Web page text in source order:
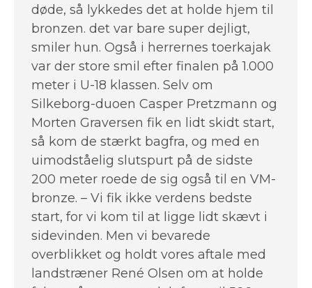
døde, så lykkedes det at holde hjem til
bronzen. det var bare super dejligt,
smiler hun. Også i herrernes toerkajak
var der store smil efter finalen på 1.000
meter i U-18 klassen. Selv om
Silkeborg-duoen Casper Pretzmann og
Morten Graversen fik en lidt skidt start,
så kom de stærkt bagfra, og med en
uimodståelig slutspurt på de sidste
200 meter roede de sig også til en VM-
bronze. – Vi fik ikke verdens bedste
start, for vi kom til at ligge lidt skævt i
sidevinden. Men vi bevarede
overblikket og holdt vores aftale med
landstræner René Olsen om at holde